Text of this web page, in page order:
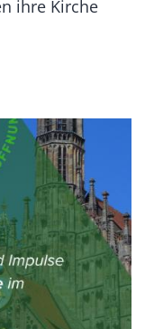
ihre Kirche